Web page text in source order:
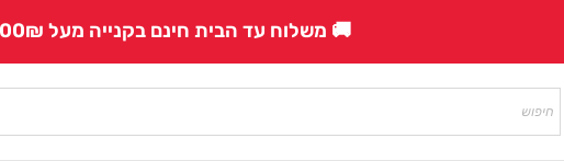
🚚 משלוח עד הבית חינם בקנייה מעל 500₪!